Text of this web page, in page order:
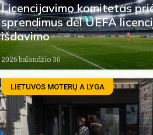
Licencijavimo komitetas
sprendimus dėl UEFA
išdavimo
2026 balandžio 30
LIETUVOS MOTERŲ A LYGA